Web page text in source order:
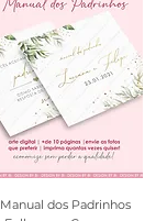
Manual dos Padrinhos